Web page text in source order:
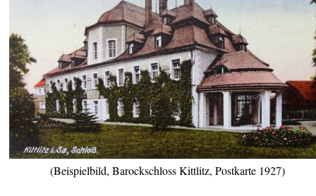
(Beispielbild, Barockschloss Kittlitz, Postkarte 1927)